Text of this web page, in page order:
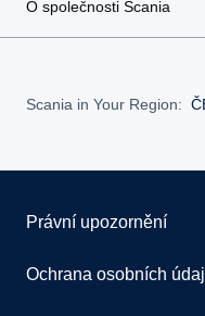
O společnosti Scania
Scania in Your Region:
Právní upozornění
Ochrana osobních